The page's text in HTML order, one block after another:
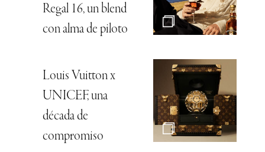
Regal 16, un blend
con alma de piloto
Louis Vuitton x
UNICEF, una
década de
compromiso